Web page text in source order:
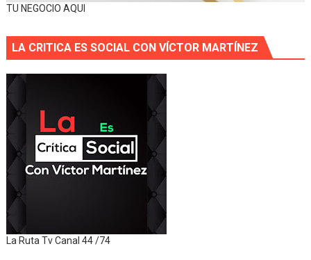
TU NEGOCIO AQUI
LA CRITICA ES SOCIAL CON VÍCTOR MARTÍNEZ
La Ruta Tv Canal 44 /74